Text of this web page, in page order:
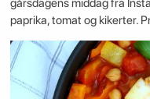
paprika, tomat og kikerter.